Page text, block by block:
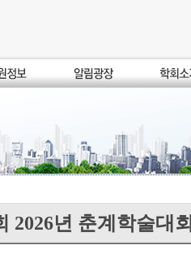
2026년 춘계학술대회